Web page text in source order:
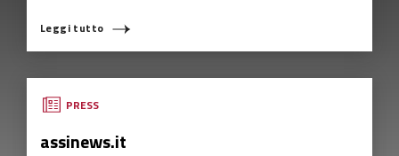
Leggi tutto
PRESS
assinews.it